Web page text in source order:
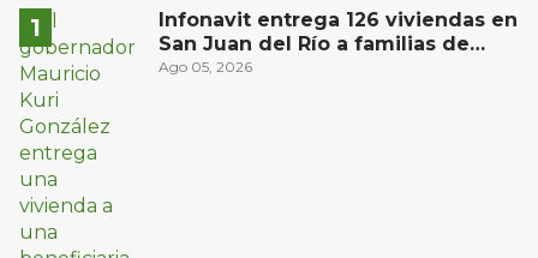
Infonavit entrega 126 viviendas en
San Juan del Río a familias de
bajos ingresos
Ago 05, 2026